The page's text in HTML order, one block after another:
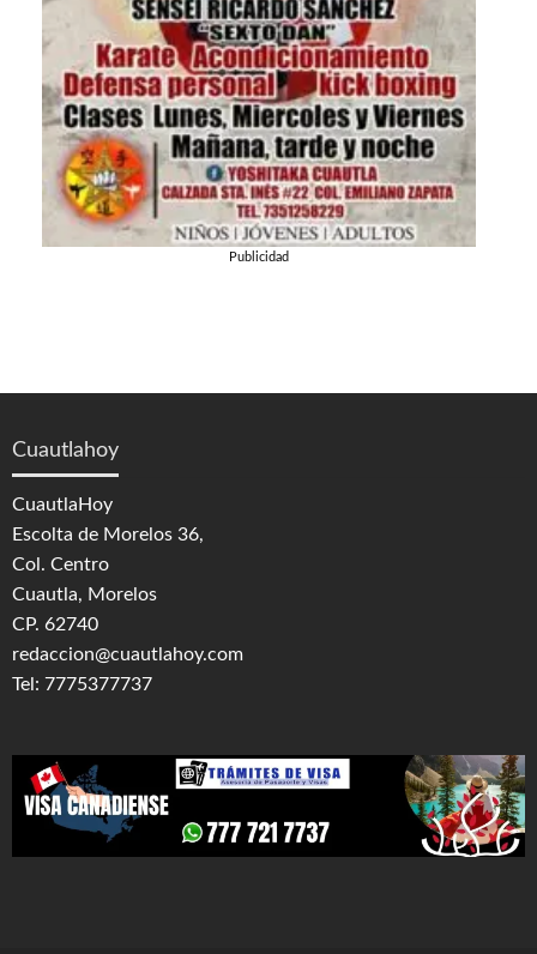
Publicidad
Cuautlahoy
CuautlaHoy
Escolta de Morelos 36,
Col. Centro
Cuautla, Morelos
CP. 62740
redaccion@cuautlahoy.com
Tel: 7775377737